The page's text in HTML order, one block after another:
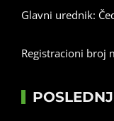
Glavni urednik:
Registracioni broj